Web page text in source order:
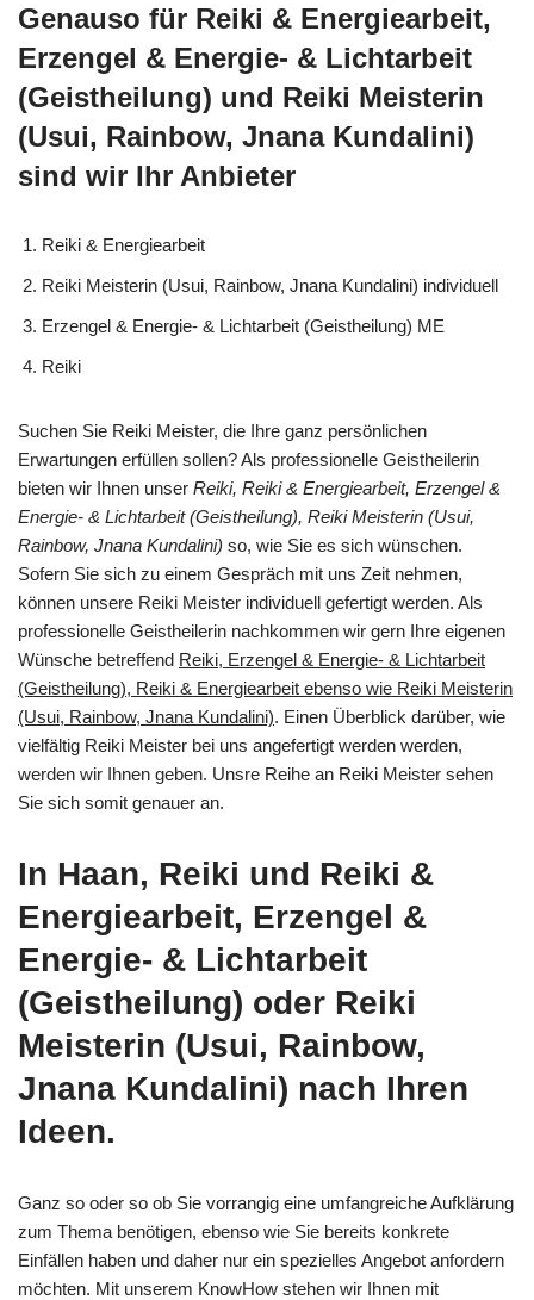
Genauso für Reiki & Energiearbeit,
Erzengel & Energie- & Lichtarbeit
(Geistheilung) und Reiki Meisterin
(Usui, Rainbow, Jnana Kundalini)
sind wir Ihr Anbieter
Reiki & Energiearbeit
Reiki Meisterin (Usui, Rainbow, Jnana Kundalini) individuell
Erzengel & Energie- & Lichtarbeit (Geistheilung) ME
Reiki
Suchen Sie Reiki Meister, die Ihre ganz persönlichen
Erwartungen erfüllen sollen? Als professionelle Geistheilerin
bieten wir Ihnen unser Reiki, Reiki & Energiearbeit, Erzengel &
Energie- & Lichtarbeit (Geistheilung), Reiki Meisterin (Usui,
Rainbow, Jnana Kundalini) so, wie Sie es sich wünschen.
Sofern Sie sich zu einem Gespräch mit uns Zeit nehmen,
können unsere Reiki Meister individuell gefertigt werden. Als
professionelle Geistheilerin nachkommen wir gern Ihre eigenen
Wünsche betreffend Reiki, Erzengel & Energie- & Lichtarbeit
(Geistheilung), Reiki & Energiearbeit ebenso wie Reiki Meisterin
(Usui, Rainbow, Jnana Kundalini). Einen Überblick darüber, wie
vielfältig Reiki Meister bei uns angefertigt werden werden,
werden wir Ihnen geben. Unsre Reihe an Reiki Meister sehen
Sie sich somit genauer an.
In Haan, Reiki und Reiki &
Energiearbeit, Erzengel &
Energie- & Lichtarbeit
(Geistheilung) oder Reiki
Meisterin (Usui, Rainbow,
Jnana Kundalini) nach Ihren
Ideen.
Ganz so oder so ob Sie vorrangig eine umfangreiche Aufklärung
zum Thema benötigen, ebenso wie Sie bereits konkrete
Einfällen haben und daher nur ein spezielles Angebot anfordern
möchten. Mit unserem KnowHow stehen wir Ihnen mit